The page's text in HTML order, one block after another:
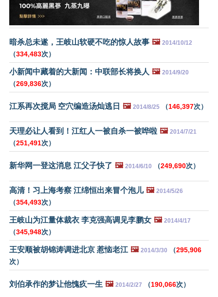
暗杀总未遂，王岐山软硬不吃的惊人故事 🖼️ 2014/10/12
（334,483次）
小新闻中藏着的大新闻：中联部长将换人 🖼️ 2014/9/20
（269,836次）
江系再次搅局 空穴编造汤灿逃日 🖼️ 2014/8/25 （146,397次）
天理必让人看到！江红人一被自杀一被哗啦 🖼️ 2014/7/21
（251,491次）
新华网一登这消息 江父子快了 🖼️ 2014/6/10 （249,690次）
高清！习上海考察 江绵恒出来冒个泡儿 🖼️ 2014/5/26
（354,493次）
王岐山为江量体裁衣 李克强高调见李鹏女 🖼️ 2014/4/17
（345,948次）
王安顺被胡锦涛调进北京 惹恼老江 🖼️ 2014/3/30 （295,906
次）
刘伯承作的梦让他愧疚一生 🖼️ 2014/2/27 （190,066次）